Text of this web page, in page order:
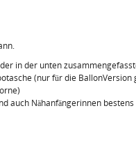
in der unten
(nur für die
auch Nähanfängerinnen